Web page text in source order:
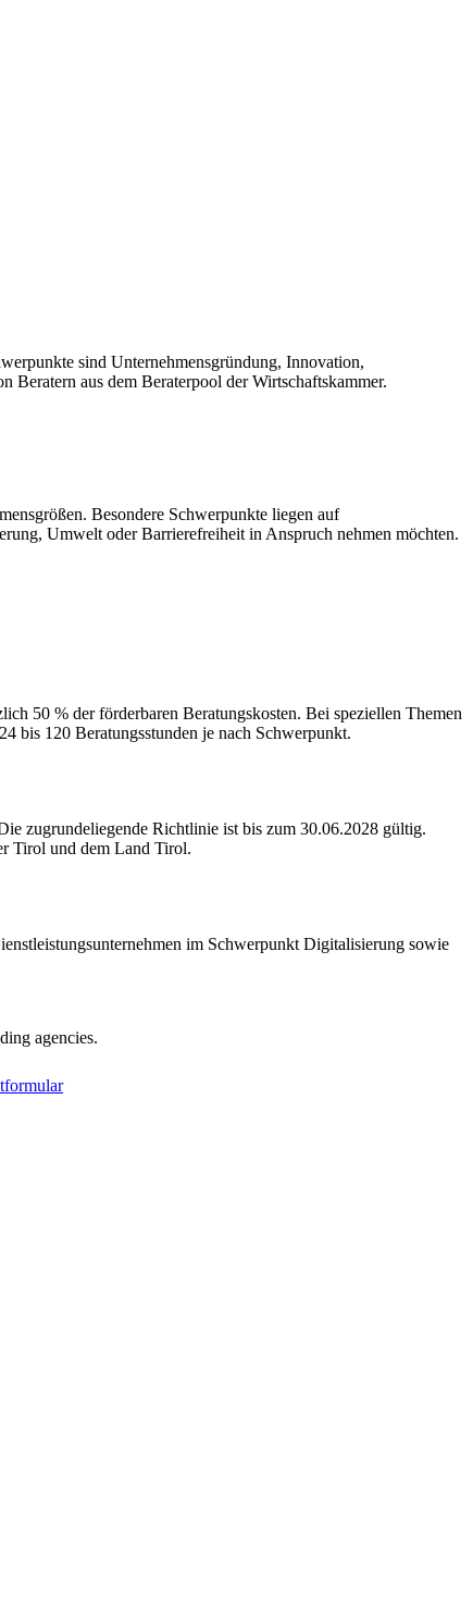
sind Unternehmensgründung, Innovation,
aus dem Beraterpool der Wirtschaftskammer.
Besondere Schwerpunkte liegen auf
Umwelt oder Barrierefreiheit in Anspruch nehmen möchten.
50 % der förderbaren Beratungskosten. Bei speziellen Themen
bis 120 Beratungsstunden je nach Schwerpunkt.
zugrundeliegende Richtlinie ist bis zum 30.06.2028 gültig.
Tirol und dem Land Tirol.
im Schwerpunkt Digitalisierung sowie
agencies.